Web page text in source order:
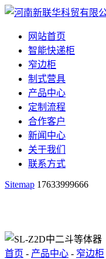
网站首页
智能快递柜
窄边柜
制式营具
产品中心
定制流程
合作客户
新闻中心
关于我们
联系方式
Sitemap 17633999666
首页 - 产品中心 - 窄边柜